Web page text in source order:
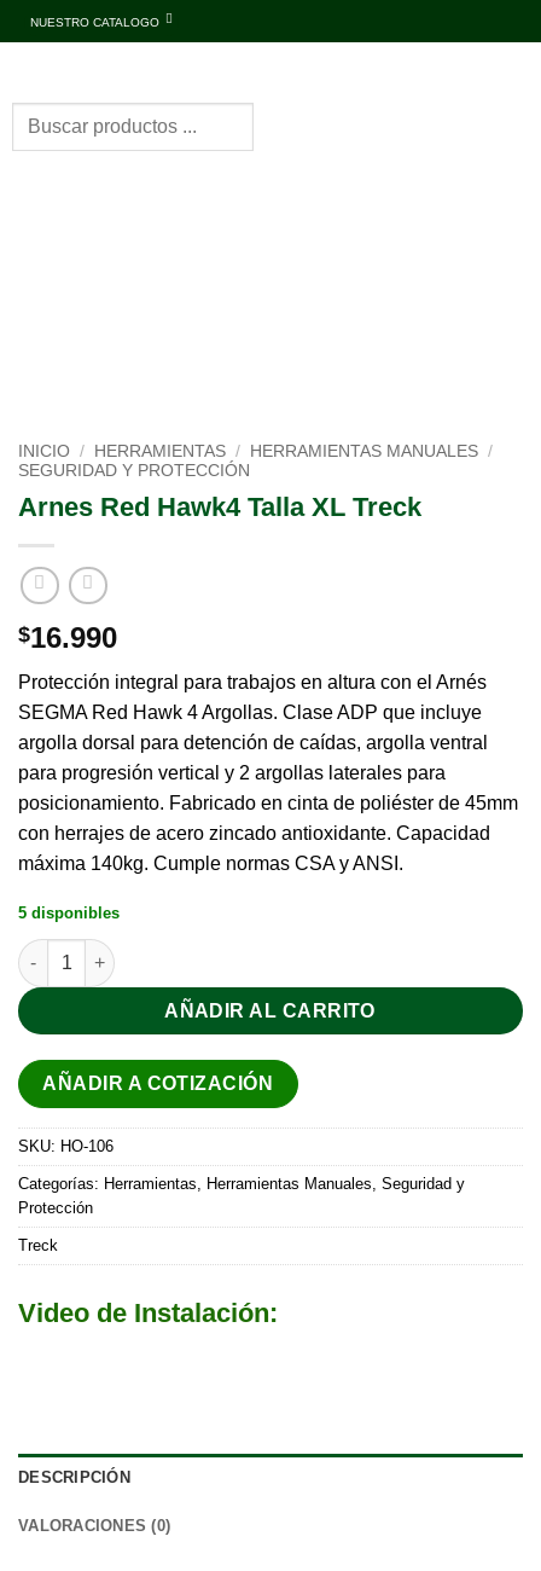
NUESTRO CATALOGO
INICIO / HERRAMIENTAS / HERRAMIENTAS MANUALES /
SEGURIDAD Y PROTECCIÓN
Arnes Red Hawk4 Talla XL Treck
$16.990
Protección integral para trabajos en altura con el Arnés
SEGMA Red Hawk 4 Argollas. Clase ADP que incluye
argolla dorsal para detención de caídas, argolla ventral
para progresión vertical y 2 argollas laterales para
posicionamiento. Fabricado en cinta de poliéster de 45mm
con herrajes de acero zincado antioxidante. Capacidad
máxima 140kg. Cumple normas CSA y ANSI.
5 disponibles
AÑADIR AL CARRITO
AÑADIR A COTIZACIÓN
SKU: HO-106
Categorías: Herramientas Herramientas Manuales Seguridad y
Protección
Treck
Video de Instalación:
DESCRIPCIÓN
VALORACIONES (0)